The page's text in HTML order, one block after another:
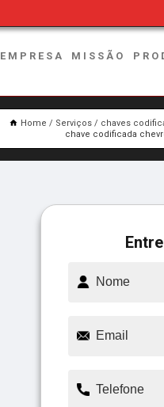
EMPRESA MISSÃO
Home Serviços chaves
chave codificada